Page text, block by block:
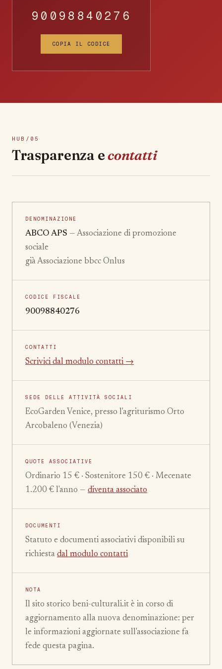
90098840276
COPIA IL CODICE
HUB/05
Trasparenza econtatti
DENOMINAZIONE
ABCO APS — Associazione di promozione
sociale
già Associazione bbcc Onlus
CODICE FISCALE
90098840276
CONTATTI
Scrivici dal modulo contatti →
SEDE DELLE ATTIVITÀ SOCIALI
EcoGarden Venice, presso l'agriturismo Orto
Arcobaleno (Venezia)
QUOTE ASSOCIATIVE
Ordinario 15 € · Sostenitore 150 € · Mecenate
1.200 € l'anno — diventa associato
DOCUMENTI
Statuto e documenti associativi disponibili su
richiesta dal modulo contatti
NOTA
Il sito storico beni-culturali.it è in corso di
aggiornamento alla nuova denominazione: per
le informazioni aggiornate sull'associazione fa
fede questa pagina.